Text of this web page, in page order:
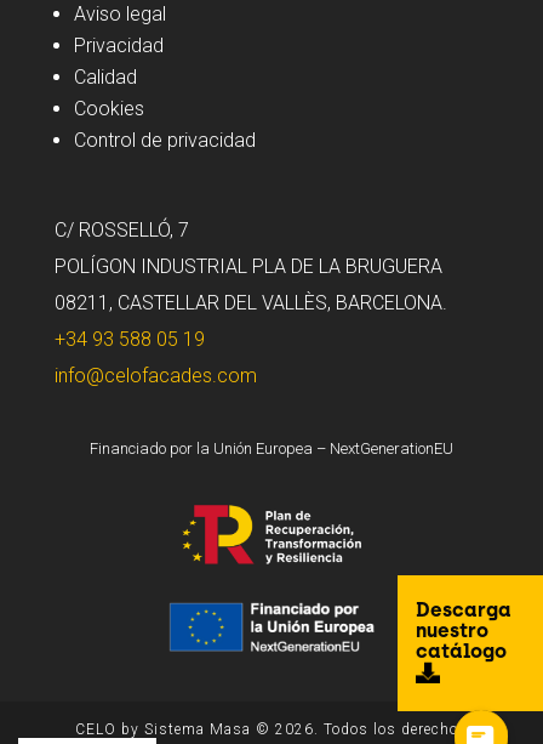
Aviso legal
Privacidad
Calidad
Cookies
Control de privacidad
C/ ROSSELLÓ, 7
POLÍGON INDUSTRIAL PLA DE LA BRUGUERA
08211, CASTELLAR DEL VALLÈS, BARCELONA.
+34 93 588 05 19
info@celofacades.com
Descarga
nuestro
catálogo
Financiado por la Unión Europea – NextGenerationEU
CELO by Sistema Masa © 2026. Todos los derechos